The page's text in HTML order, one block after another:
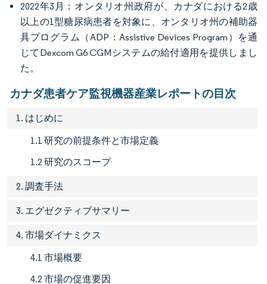
2022年3月：オンタリオ州政府が、カナダにおける2歳
以上の1型糖尿病患者を対象に、オンタリオ州の補助器
具プログラム（ADP：Assistive Devices Program）を通
じてDexcom G6 CGMシステムの給付適用を提供しまし
た。
カナダ患者ケア監視機器産業レポートの目次
1. はじめに
1.1 研究の前提条件と市場定義
1.2 研究のスコープ
2. 調査手法
3. エグゼクティブサマリー
4. 市場ダイナミクス
4.1 市場概要
4.2 市場の促進要因